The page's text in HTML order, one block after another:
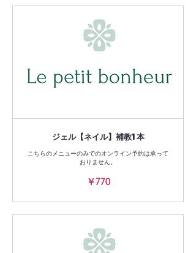
ジェル【ネイル】補教1本
こちらのメニューのみでのオンライン予約は承って
おりません。
￥770